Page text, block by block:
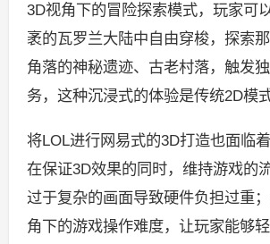
3D视角下的冒险探索模式，玩家可
袤的瓦罗兰大陆中自由穿梭，探索
角落的神秘遗迹、古老村落，触发
务，这种沉浸式的体验是传统2D模
将LOL进行网易式的3D打造也面临
在保证3D效果的同时，维持游戏的
过于复杂的画面导致硬件负担过重
角下的游戏操作难度，让玩家能够